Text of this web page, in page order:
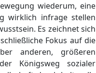
wiederum, eine
wirklich infrage stellen
Es zeichnet sich
Fokus auf die
anderen, größeren
Königsweg sozialer